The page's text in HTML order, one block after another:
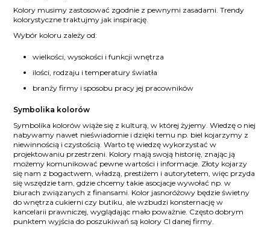
Kolory musimy zastosować zgodnie z pewnymi zasadami. Trendy
kolorystyczne traktujmy jak inspirację.
Wybór koloru zależy od:
wielkości, wysokości i funkcji wnętrza
ilości, rodzaju i temperatury światła
branży firmy i sposobu pracy jej pracowników
Symbolika kolorów
Symbolika kolorów wiąże się z kulturą, w której żyjemy. Wiedzę o niej
nabywamy nawet nieświadomie i dzięki temu np. biel kojarzymy z
niewinnością i czystością. Warto tę wiedzę wykorzystać w
projektowaniu przestrzeni. Kolory mają swoją historię, znając ją
możemy komunikować pewne wartości i informacje. Złoty kojarzy
się nam z bogactwem, władzą, prestiżem i autorytetem, więc przyda
się wszędzie tam, gdzie chcemy takie asocjacje wywołać np. w
biurach związanych z finansami. Kolor jasnoróżowy będzie świetny
do wnętrza cukierni czy butiku, ale wzbudzi konsternację w
kancelarii prawniczej, wyglądając mało poważnie. Często dobrym
punktem wyjścia do poszukiwań są kolory CI danej firmy.